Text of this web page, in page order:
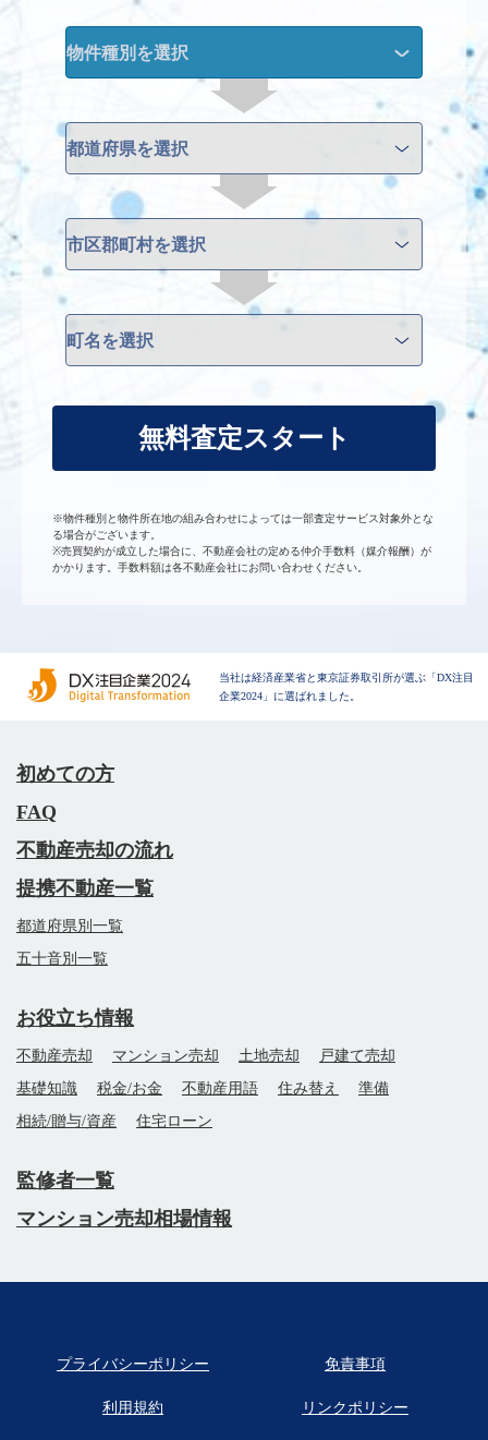
無料査定スタート
※物件種別と物件所在地の組み合わせによっては一部査定サービス対象外とな
る場合がございます。
※売買契約が成立した場合に、不動産会社の定める仲介手数料（媒介報酬）が
かかります。手数料額は各不動産会社にお問い合わせください。
当社は経済産業省と東京証券取引所が選ぶ「DX注目
企業2024」に選ばれました。
初めての方
FAQ
不動産売却の流れ
提携不動産一覧
都道府県別一覧
五十音別一覧
お役立ち情報
不動産売却 マンション売却 土地売却
戸建て売却
基礎知識
税金/お金 不動産用語 住み替え
準備
相続/贈与/資産
住宅ローン
監修者一覧
マンション売却相場情報
プライバシーポリシー 免責事項
利用規約 リンクポリシー